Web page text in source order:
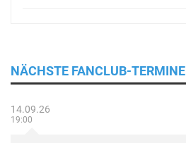
NÄCHSTE FANCLUB-TERMINE
14.09.26
19:00